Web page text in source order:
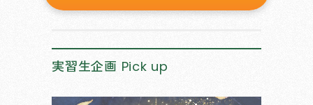
実習生企画 Pick up